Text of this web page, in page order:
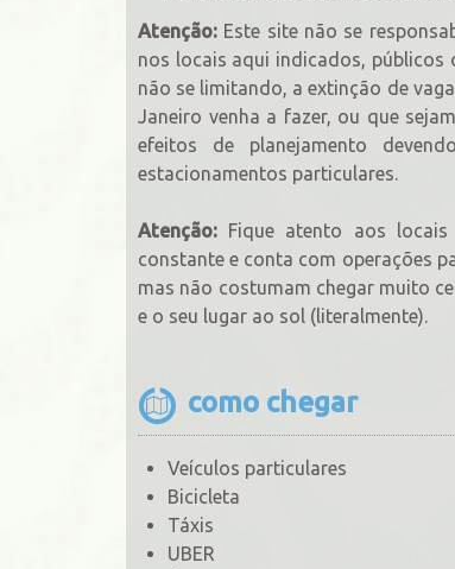
Atenção: Este site não se
nos locais aqui indicados, públicos
não se limitando, a extinção de
Janeiro venha a fazer, ou que
efeitos de planejamento
estacionamentos particulares.
Atenção: Fique atento aos
constante e conta com operações
mas não costumam chegar muito
e o seu lugar ao sol (literalmente).
como chegar
Veículos particulares
Bicicleta
Táxis
UBER